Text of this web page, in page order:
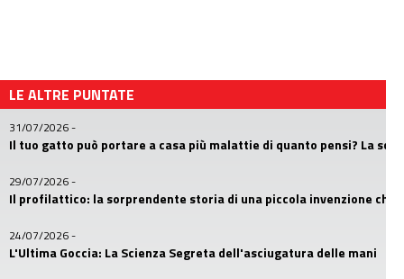
LE ALTRE PUNTATE
31/07/2026-
Il tuo gatto può portare a casa più malattie di quanto pensi? La
29/07/2026-
Il profilattico: la sorprendente storia di una piccola invenzione
24/07/2026-
L'Ultima Goccia: La Scienza Segreta dell'asciugatura delle mani